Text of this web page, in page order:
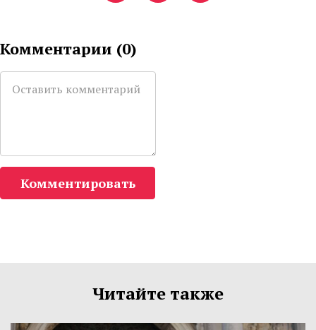
Комментарии (0)
Комментировать
Читайте также